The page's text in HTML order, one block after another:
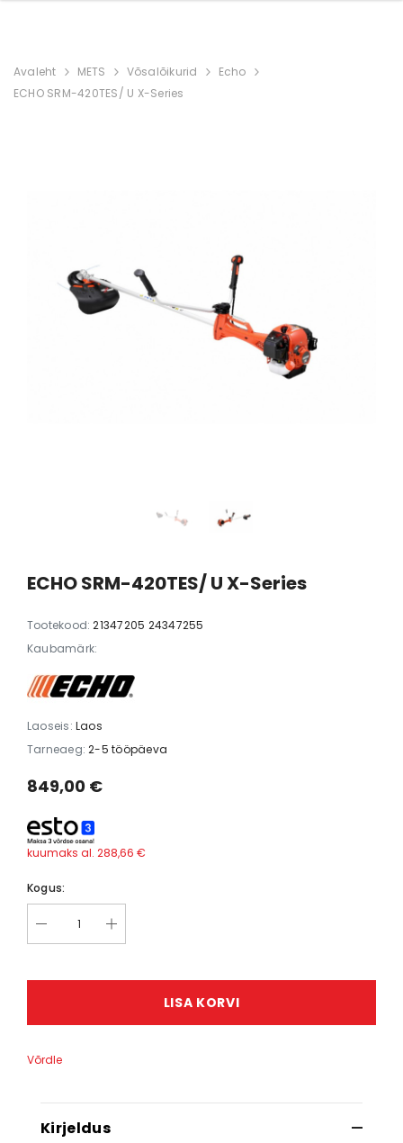
Avaleht METS Võsalõikurid
Echo
ECHO SRM-420TES/ U X-Series
ECHO SRM-420TES/ U X-Series
Tootekood: 21347205 24347255
Kaubamärk:
Laoseis: Laos
Tarneaeg: 2-5 tööpäeva
849,00 €
kuumaks al. 288,66 €
Kogus:
LISA KORVI
Võrdle
Kirjeldus